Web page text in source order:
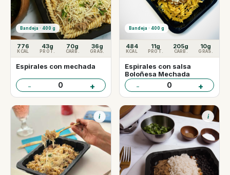
Bandeja · 400 g
776
KCAL
43g
PROT.
70g
CARB.
36g
GRAS.
Espirales con mechada
- 0 +
Bandeja · 400 g
484
KCAL
11g
PROT.
205g
CARB.
10g
GRAS.
Espirales con salsa
Boloñesa Mechada
- 0 +
i i